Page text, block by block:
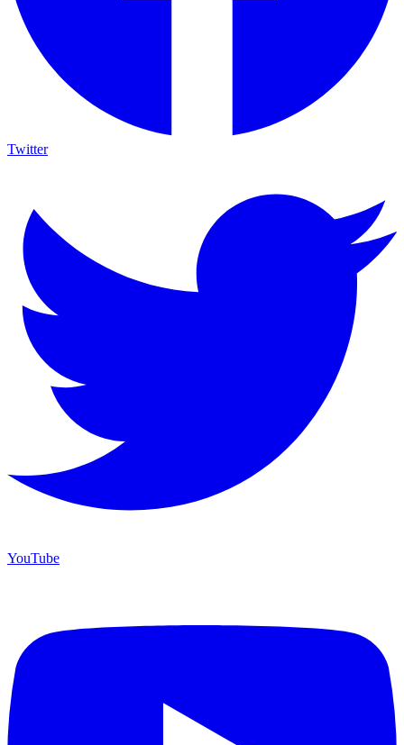
Twitter
YouTube